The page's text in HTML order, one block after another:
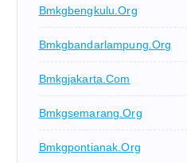
Bmkgbengkulu.org
Bmkgbandarlampung.org
Bmkgjakarta.com
Bmkgsemarang.org
Bmkgpontianak.org